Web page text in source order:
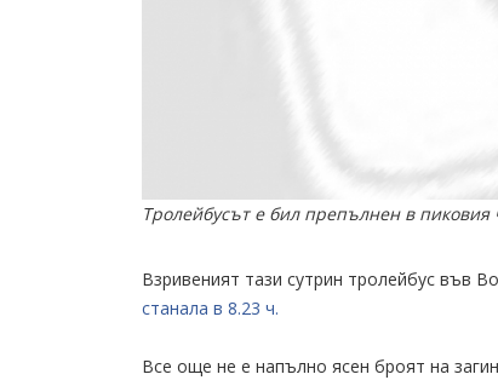
Тролейбусът е бил препълнен в
Взривеният тази сутрин тролейбус във
станала в 8.23 ч.
Все още не е напълно ясен броят на